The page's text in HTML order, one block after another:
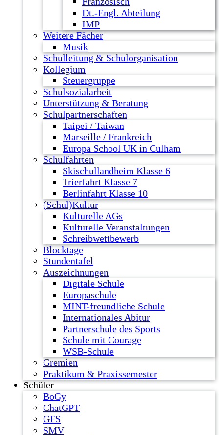
Dt.-Engl. Abteilung
IMP
Weitere Fächer
Musik
Schulleitung & Schulorganisation
Kollegium
Steuergruppe
Schulsozialarbeit
Unterstützung & Beratung
Schulpartnerschaften
Taipei / Taiwan
Marseille / Frankreich
Europa School UK in Culham
Schulfahrten
Skischullandheim Klasse 6
Trierfahrt Klasse 7
Berlinfahrt Klasse 10
(Schul)Kultur
Kulturelle AGs
Kulturelle Veranstaltungen
Schreibwettbewerb
Blocktage
Stundentafel
Auszeichnungen
Digitale Schule
Europaschule
MINT-freundliche Schule
Internationales Abitur
Partnerschule des Sports
Schule mit Courage
WSB-Schule
Gremien
Praktikum & Praxissemester
Schüler
BoGy
ChatGPT
GFS
SMV